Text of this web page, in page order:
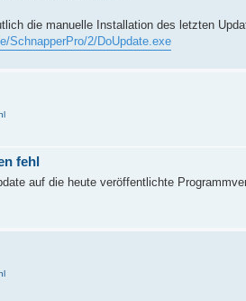
die manuelle Installation des letzten
SchnapperPro/2/DoUpdate.exe
fehl
auf die heute veröffentlichte